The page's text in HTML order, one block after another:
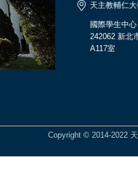
天主教輔仁
國際學生中心
242062 新北
A117室
Copyright © 2014-2022